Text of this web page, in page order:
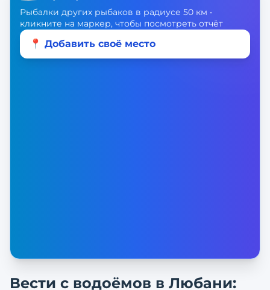
Рыбалки других рыбаков в радиусе 50 км •
кликните на маркер, чтобы посмотреть отчёт
📍 Добавить своё место
Вести с водоёмов в Любани: